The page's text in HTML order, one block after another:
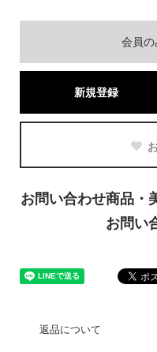
会員の
新規登録
お問い合わせ商品・
お問い
返品について